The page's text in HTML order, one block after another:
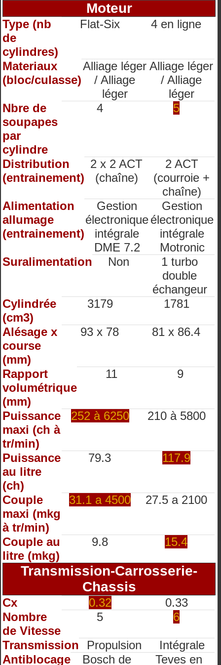
Moteur
Type (nb
de
cylindres)
Flat-Six 4 en ligne
Materiaux
(bloc/culasse)
Alliage léger
/ Alliage
léger
Alliage léger
/ Alliage
léger
Nbre de
soupapes
par
cylindre
4 5
Distribution
(entrainement)
2 x 2 ACT
(chaîne)
2 ACT
(courroie +
chaîne)
Alimentation
allumage
(entrainement)
Gestion
électronique
intégrale
DME 7.2
Gestion
électronique
intégrale
Motronic
Suralimentation
Non
1 turbo
double
échangeur
Cylindrée
(cm3)
3179 1781
Alésage x
course
(mm)
93 x 78 81 x 86.4
Rapport
volumétrique
(mm)
11 9
Puissance
maxi (ch à
tr/min)
252 à 6250 210 à 5800
Puissance
au litre
(ch)
79.3 117.9
Couple
maxi (mkg
à tr/min)
31.1 a 4500 27.5 a 2100
Couple au
litre (mkg)
9.8 15.4
Transmission-Carrosserie-
Chassis
Cx 0.32
0.33
Nombre
de Vitesse
5 6
Transmission Propulsion
Intégrale
Antiblocage
Bosch de Teves en